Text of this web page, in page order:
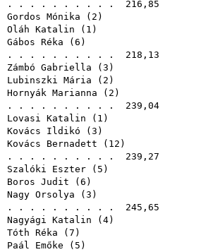
. . . . . . . . . . 216,85
Gordos Mónika ( 2 )
Oláh Katalin ( 1 )
Gábos Réka ( 6 )
. . . . . . . . . . 218,13
Zámbó Gabriella ( 3 )
Lubinszki Mária ( 2 )
Hornyák Marianna ( 2 )
. . . . . . . . . . 239,04
Lovasi Katalin ( 1 )
Kovács Ildikó ( 3 )
Kovács Bernadett ( 12 )
. . . . . . . . . . 239,27
Szalóki Eszter ( 5 )
Boros Judit ( 6 )
Nagy Orsolya ( 3 )
. . . . . . . . . . 245,65
Nagyági Katalin ( 4)
Tóth Réka ( 7 )
Paál Emőke ( 5 )